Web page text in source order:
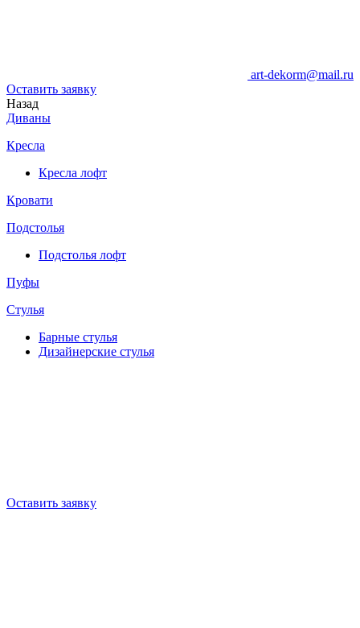
art-dekorm@mail.ru
Оставить заявку
Назад
Диваны
Кресла
Кресла лофт
Кровати
Подстолья
Подстолья лофт
Пуфы
Стулья
Барные cтулья
Дизайнерские cтулья
Оставить заявку